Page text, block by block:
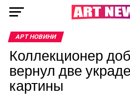
АРТ НОВИНИ
Коллекционер
вернул две
картины